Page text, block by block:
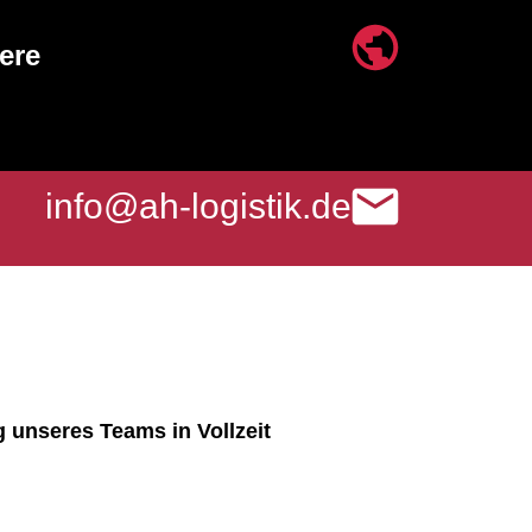
info@ah-logistik.de
Teams in Vollzeit